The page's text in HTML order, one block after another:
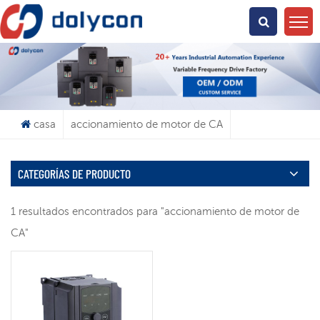
¿Qué Buscas?
casa accionamiento de motor de CA
CATEGORÍAS DE PRODUCTO
1 resultados encontrados para "accionamiento de motor de
CA"